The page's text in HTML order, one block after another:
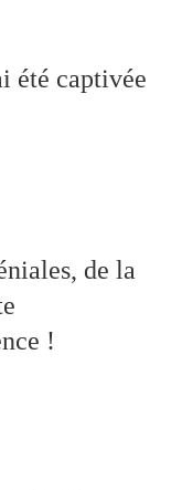
été captivée
de la
!